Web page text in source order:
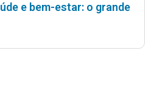
e bem-estar: o grande